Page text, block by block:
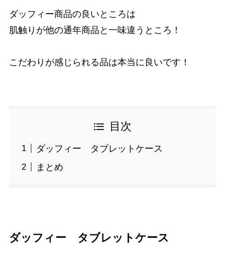
ダッフィー商品の良いところは
肌触りが他の通年商品と一味違うところ！
こだわりが感じられる品は本当に良いです！
目次
ダッフィー タブレットケース
まとめ
ダッフィー タブレットケース